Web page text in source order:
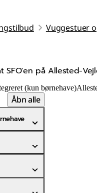
Vuggestuer
på Allested-
(kun børnehave)
Åbn alle